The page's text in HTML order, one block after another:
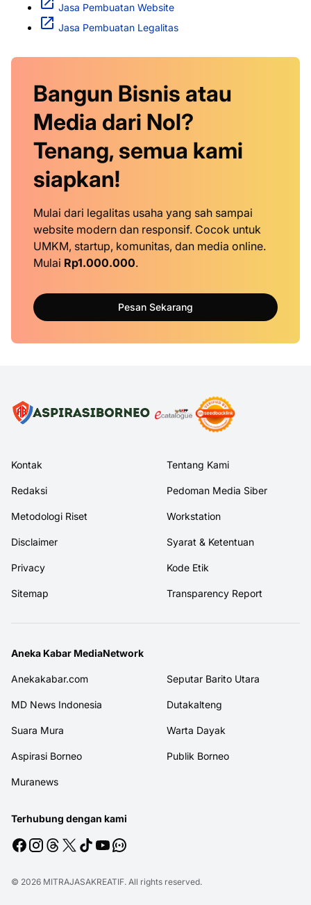
Jasa Pembuatan Website
Jasa Pembuatan Legalitas
Bangun Bisnis atau
Media dari Nol?
Tenang, semua kami
siapkan!
Mulai dari legalitas usaha yang sah sampai
website modern dan responsif. Cocok untuk
UMKM, startup, komunitas, dan media online.
Mulai Rp1.000.000.
Pesan Sekarang
Kontak Tentang Kami
Redaksi Pedoman Media Siber
Metodologi Riset Workstation
Disclaimer Syarat & Ketentuan
Privacy Kode Etik
Sitemap Transparency Report
Aneka Kabar MediaNetwork
Anekakabar.com Seputar Barito Utara
MD News Indonesia Dutakalteng
Suara Mura Warta Dayak
Aspirasi Borneo Publik Borneo
Muranews
Terhubung dengan kami
© 2026 MITRAJASAKREATIF. All rights reserved.